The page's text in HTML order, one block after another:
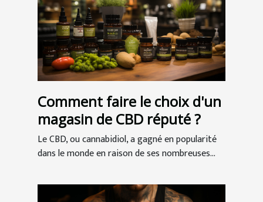
Comment faire le choix d'un
magasin de CBD réputé ?
Le CBD, ou cannabidiol, a gagné en popularité
dans le monde en raison de ses nombreuses...